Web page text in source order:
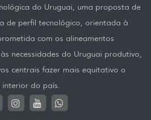
do Uruguai, uma proposta de
de perfil tecnológico, orientada à
com os alineamentos
necessidades do Uruguai produtivo,
centrais fazer mais equitativo o
interior do país.